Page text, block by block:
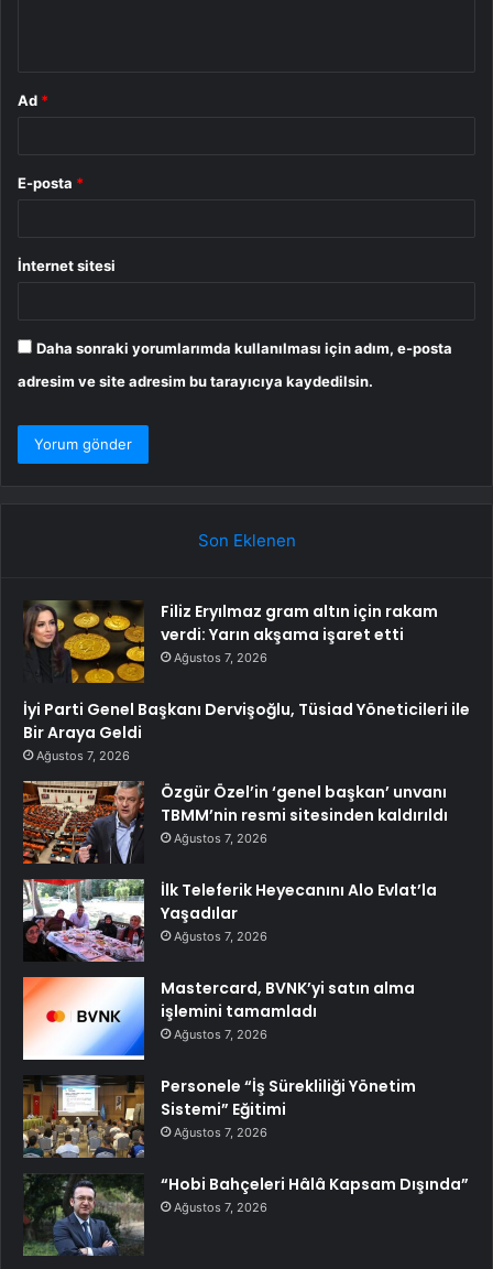
Ad *
E-posta *
İnternet sitesi
Daha sonraki yorumlarımda kullanılması için adım, e-posta
adresim ve site adresim bu tarayıcıya kaydedilsin.
Son Eklenen
Filiz Eryılmaz gram altın için rakam
verdi: Yarın akşama işaret etti
Ağustos 7, 2026
İyi Parti Genel Başkanı Dervişoğlu, Tüsiad Yöneticileri ile
Bir Araya Geldi
Ağustos 7, 2026
Özgür Özel’in ‘genel başkan’ unvanı
TBMM’nin resmi sitesinden kaldırıldı
Ağustos 7, 2026
İlk Teleferik Heyecanını Alo Evlat’la
Yaşadılar
Ağustos 7, 2026
Mastercard, BVNK’yi satın alma
işlemini tamamladı
Ağustos 7, 2026
Personele “İş Sürekliliği Yönetim
Sistemi” Eğitimi
Ağustos 7, 2026
“Hobi Bahçeleri Hâlâ Kapsam Dışında”
Ağustos 7, 2026